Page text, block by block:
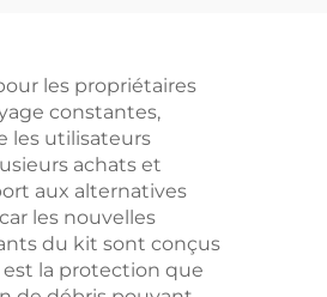
de filtre,
Brosse de
à poussière
les propriétaires
constantes,
les utilisateurs
achats et
aux alternatives
les nouvelles
du kit sont conçus
la protection que